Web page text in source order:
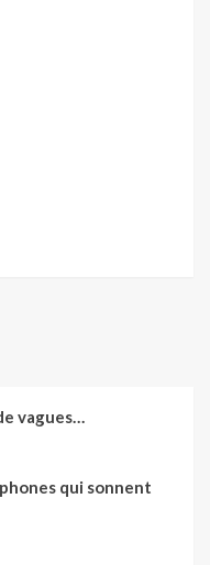
vagues…
qui sonnent